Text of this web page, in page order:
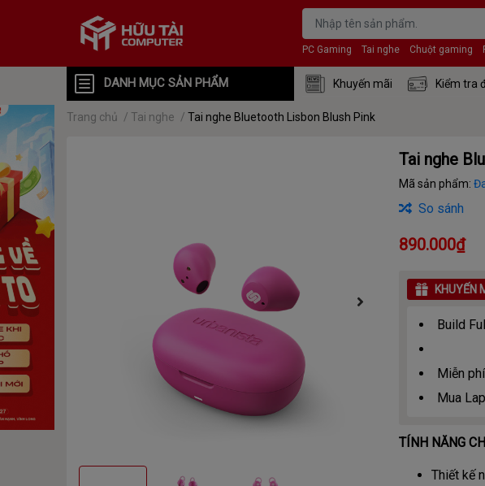
PC Gaming Tai nghe Chuột gaming
DANH MỤC SẢN PHẨM Khuyến mãi Kiểm tra
Trang chủ / Tai nghe / Tai nghe Bluetooth Lisbon Blush Pink
Tai nghe
Mã sản phẩm:
So sánh
890.000₫
KHUYẾN
Build
Miễn
Mua
TÍNH NĂNG
Thiết kế